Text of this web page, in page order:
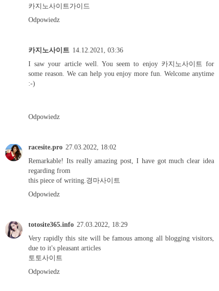
카지노사이트가이드
Odpowiedz
카지노사이트 14.12.2021, 03:36
I saw your article well. You seem to enjoy 카지노사이트 for
some reason. We can help you enjoy more fun. Welcome anytime
:-)
Odpowiedz
racesite.pro 27.03.2022, 18:02
Remarkable! Its really amazing post, I have got much clear idea
regarding from
this piece of writing. 경마사이트
Odpowiedz
totosite365.info 27.03.2022, 18:29
Very rapidly this site will be famous among all blogging visitors,
due to it's pleasant articles
토토사이트
Odpowiedz